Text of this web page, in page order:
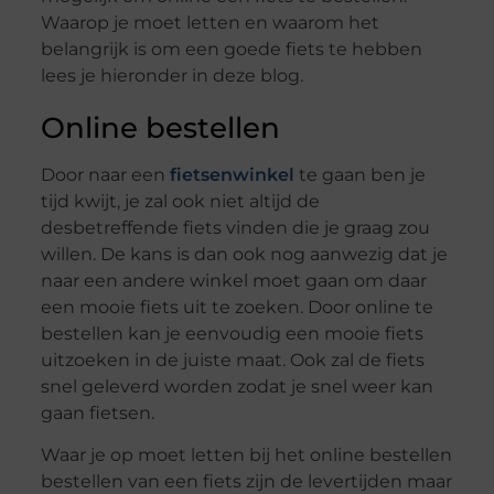
Waarop je moet letten en waarom het
belangrijk is om een goede fiets te hebben
lees je hieronder in deze blog.
Online bestellen
Door naar een fietsenwinkel te gaan ben je
tijd kwijt, je zal ook niet altijd de
desbetreffende fiets vinden die je graag zou
willen. De kans is dan ook nog aanwezig dat je
naar een andere winkel moet gaan om daar
een mooie fiets uit te zoeken. Door online te
bestellen kan je eenvoudig een mooie fiets
uitzoeken in de juiste maat. Ook zal de fiets
snel geleverd worden zodat je snel weer kan
gaan fietsen.
Waar je op moet letten bij het online bestellen
bestellen van een fiets zijn de levertijden maar